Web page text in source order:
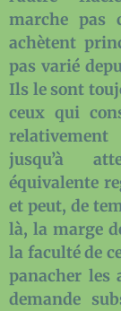
marche pas
achètent
pas varié
Ils le sont
ceux qui
relativement
jusqu’à
équivalente
et peut, de
là, la marge
la faculté de
panacher les
demande